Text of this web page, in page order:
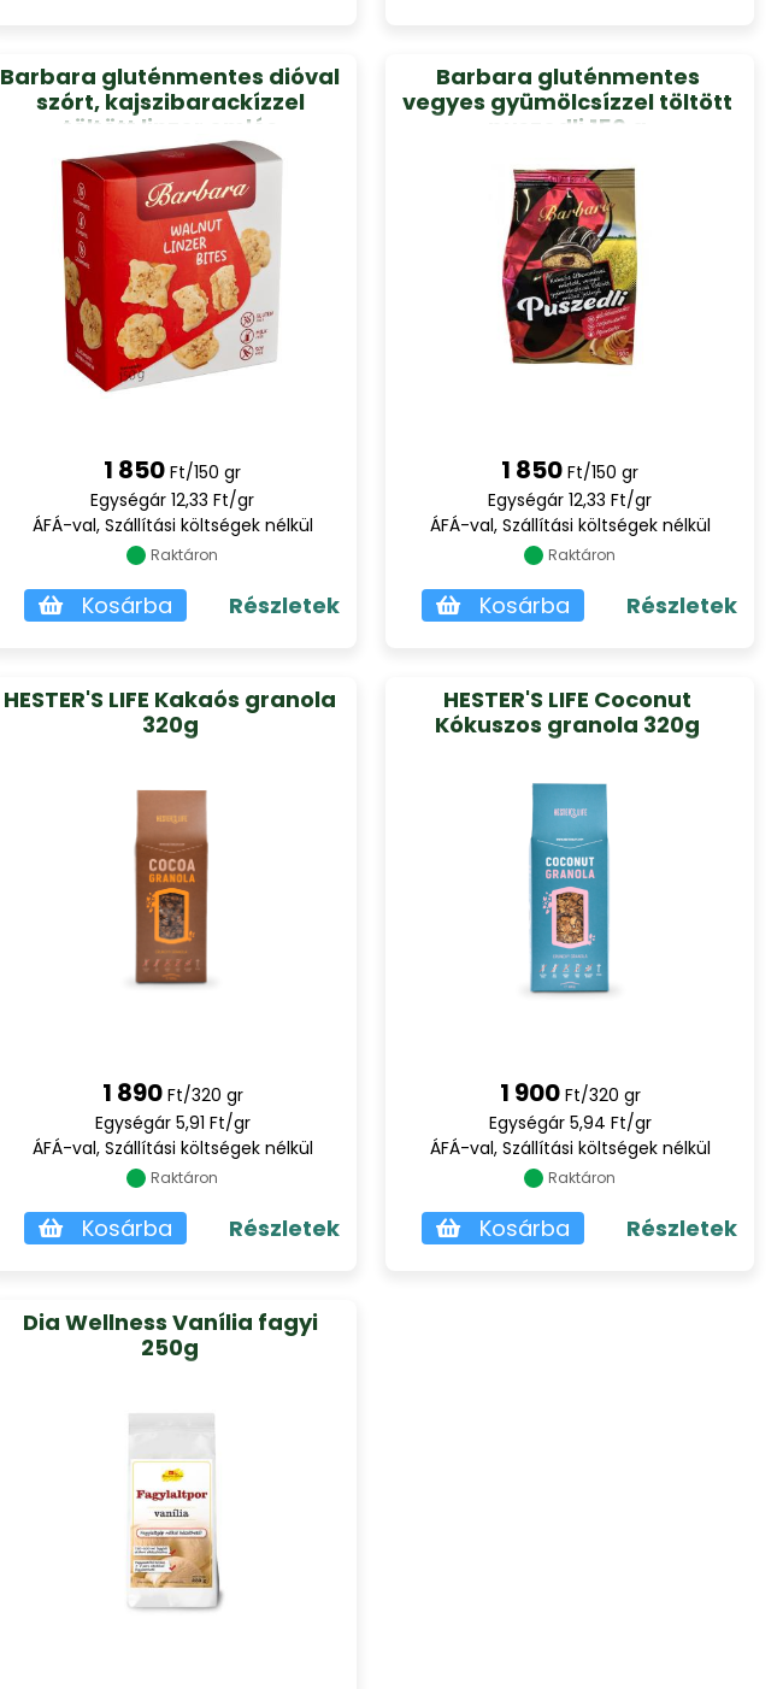
Barbara gluténmentes dióval
szórt, kajszibarackízzel
töltött linzer omlós
teasütemény 150 g
1 850 Ft/150 gr
Egységár 12,33 Ft/gr
ÁFÁ-val, Szállítási költségek nélkül
Raktáron
Kosárba Részletek
Barbara gluténmentes
vegyes gyümölcsízzel töltött
puszedli 150 g
1 850 Ft/150 gr
Egységár 12,33 Ft/gr
ÁFÁ-val, Szállítási költségek nélkül
Raktáron
Kosárba Részletek
HESTER'S LIFE Kakaós granola
320g
1 890 Ft/320 gr
Egységár 5,91 Ft/gr
ÁFÁ-val, Szállítási költségek nélkül
Raktáron
Kosárba Részletek
HESTER'S LIFE Coconut
Kókuszos granola 320g
1 900 Ft/320 gr
Egységár 5,94 Ft/gr
ÁFÁ-val, Szállítási költségek nélkül
Raktáron
Kosárba Részletek
Dia Wellness Vanília fagyi
250g